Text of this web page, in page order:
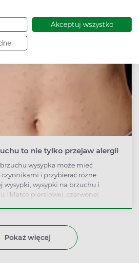
Akceptuj wszystko
to nie tylko przejaw alergii
wysypka może mieć
i przybierać różne
wysypki, wysypki na brzuchu i
i klatce piersiowej, czerwonej
podjętych działań wysypka
kolejne dni, trzeba skontaktować się
Pokaż więcej